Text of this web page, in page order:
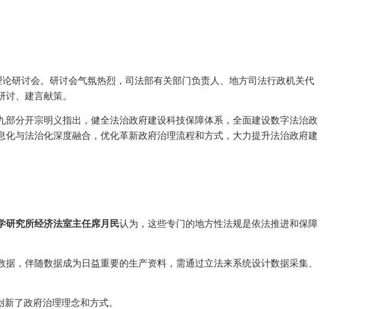
研讨会。研讨会气氛热烈，司法部有关部门负责人、地方司法行政机关代
、建言献策。
部分开宗明义指出，健全法治政府建设科技保障体系，全面建设数字法治政
与法治化深度融合，优化革新政府治理流程和方式，大力提升法治政府建
研究所经济法室主任席月民认为，这些专门的地方性法规是依法推进和保障
，伴随数据成为日益重要的生产资料，需通过立法来系统设计数据采集、
了政府治理理念和方式。